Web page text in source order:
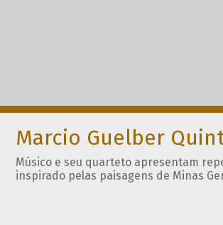
Marcio Guelber
Músico e seu quarteto apresentam
inspirado pelas paisagens de Minas